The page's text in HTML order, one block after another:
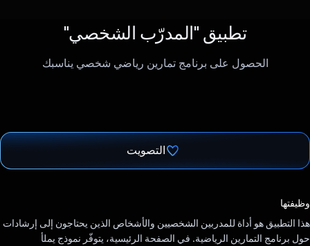
تطبيق "المدرّب الشخصي"
الحصول على برنامج تمارين رياضي شخصي يناسبك
التصويت
وظيفتها
هذا التطبيق هو أداة للمدربين الشخصيين والأشخاص الذين يحتاجون إلى إرشادات
حول برنامج التمارين الرياضية. في الصفحة الرئيسية، يتوفّر نموذج يملأ